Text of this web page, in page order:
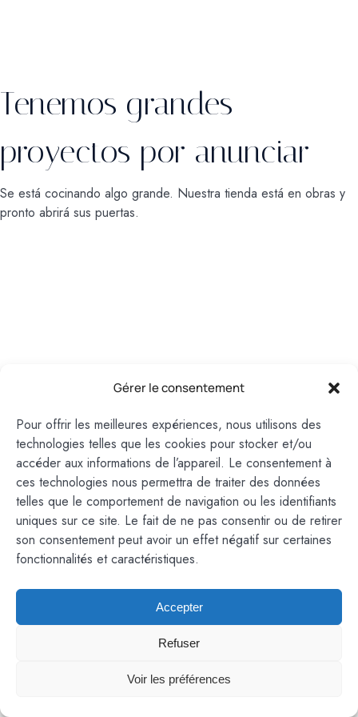
Gérer le consentement
Pour offrir les meilleures expériences, nous utilisons des
technologies telles que les cookies pour stocker et/ou
accéder aux informations de l’appareil. Le consentement à
ces technologies nous permettra de traiter des données
telles que le comportement de navigation ou les identifiants
uniques sur ce site. Le fait de ne pas consentir ou de retirer
son consentement peut avoir un effet négatif sur certaines
fonctionnalités et caractéristiques.
Accepter
Refuser
Voir les préférences
Tenemos grandes
proyectos por anunciar
Se está cocinando algo grande. Nuestra tienda está en obras y
pronto abrirá sus puertas.